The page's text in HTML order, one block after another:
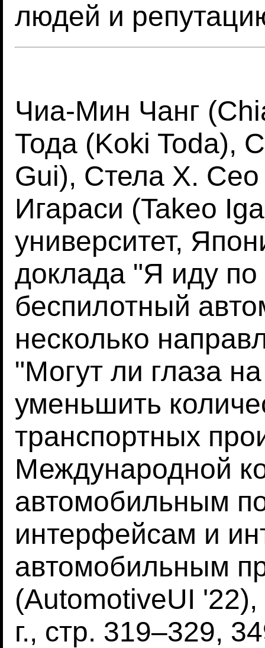
людей и
Чиа-Мин Чанг
Тода (Koki Toda),
Gui), Стела Х.
Игараси (Takeo
университет,
доклада "Я иду по
беспилотный
несколько
"Могут ли глаза
уменьшить
транспортных
Международной
автомобильным
интерфейсам и
автомобильным
(AutomotiveUI
г., стр. 319–329,